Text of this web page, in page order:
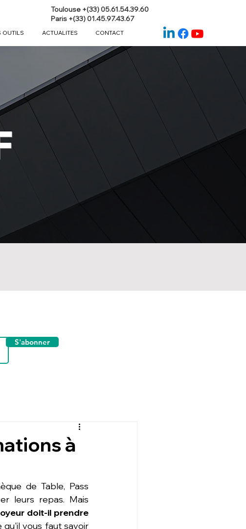
Toulouse +(33) 05.61.54.39.60
Paris +(33) 01.45.97.43.67
OUTILS ACTUALITES CONTACT
S'abonner
à
de Table, Pass
doit-il prendre
qu'il vous faut savoir